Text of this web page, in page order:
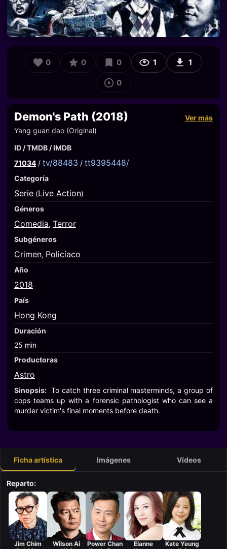
0 0 0 1 1
0
Demon's Path (2018)
Ver más
Yang guan dao (Original)
ID / TMDB / IMDB
71034 / tv/88483 / tt9395448/
Categoría
Serie (Live Action)
Géneros
Comedia, Terror
Subgéneros
Crimen, Policíaco
Año
2018
País
Hong Kong
Duración
25 min
Productoras
Astro
Sinopsis: To catch three criminal masterminds, a group of
cops teams up with a forensic pathologist who can see a
murder victim's final moments before death.
Ficha artística Imágenes Vídeos
Reparto:
Jim Chim
Wilson Ai
Power Chan
Elanne
Kate Yeung